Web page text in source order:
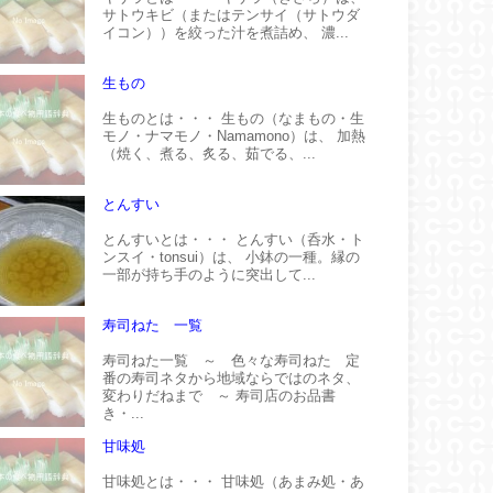
サトウキビ（またはテンサイ（サトウダ
イコン））を絞った汁を煮詰め、 濃...
生もの
生ものとは・・・ 生もの（なまもの・生
モノ・ナマモノ・Namamono）は、 加熱
（焼く、煮る、炙る、茹でる、...
とんすい
とんすいとは・・・ とんすい（呑水・ト
ンスイ・tonsui）は、 小鉢の一種。縁の
一部が持ち手のように突出して...
寿司ねた 一覧
寿司ねた一覧 ～ 色々な寿司ねた 定
番の寿司ネタから地域ならではのネタ、
変わりだねまで ～ 寿司店のお品書
き・...
甘味処
甘味処とは・・・ 甘味処（あまみ処・あ